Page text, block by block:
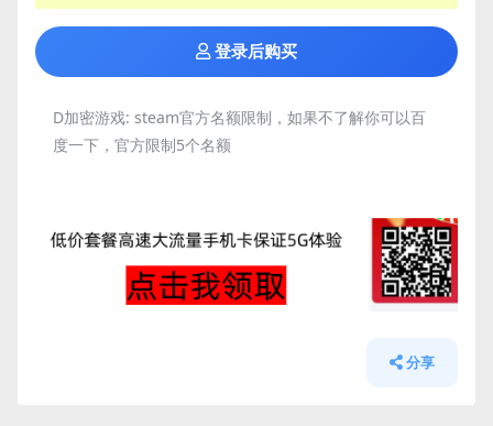
登录后购买
D加密游戏: steam官方名额限制，如果不了解你可以百
度一下，官方限制5个名额
分享